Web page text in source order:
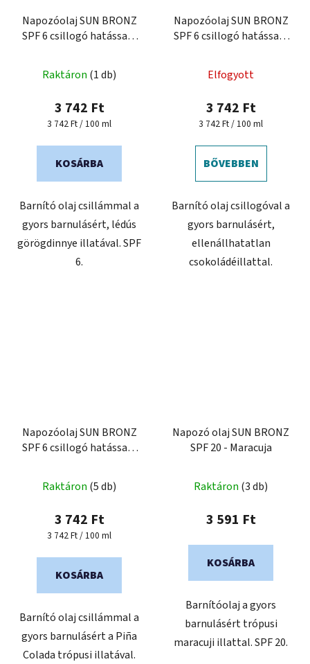
Napozóolaj SUN BRONZ
SPF 6 csillogó hatással -
Raktáron (1 db)
3 742 Ft
Egységár:
3 742 Ft / 100 ml
KOSÁRBA
Barnító olaj csillámmal a
gyors barnulásért, lédús
görögdinnye illatával. SPF
6.
Napozóolaj SUN BRONZ
SPF 6 csillogó hatással -
Elfogyott
3 742 Ft
Egységár:
3 742 Ft / 100 ml
BŐVEBBEN
Barnító olaj csillogóval a
gyors barnulásért,
ellenállhatatlan
csokoládéillattal.
Napozóolaj SUN BRONZ
SPF 6 csillogó hatással -
Raktáron (5 db)
3 742 Ft
Egységár:
3 742 Ft / 100 ml
KOSÁRBA
Barnító olaj csillámmal a
gyors barnulásért a Piña
Colada trópusi illatával.
Napozó olaj SUN BRONZ
SPF 20 - Maracuja
Raktáron (3 db)
3 591 Ft
KOSÁRBA
Barnítóolaj a gyors
barnulásért trópusi
maracuji illattal. SPF 20.